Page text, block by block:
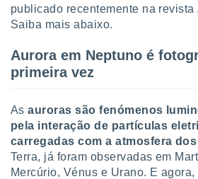
para
navegação
o
ou
publicado recentemente na revista
Saiba mais abaixo.
Aurora em Neptuno é
primeira vez
Asauroras são fenómenos
pela interação de partículas
carregadas com a atmosfera
Terra, já foram observadas em
Mercúrio, Vénus e Urano. E agora,